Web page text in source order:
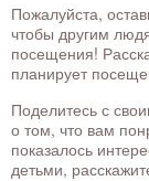
Пожалуйста,
чтобы другим
посещения!
планирует
Поделитесь с
о том, что вам
показалось
детьми,